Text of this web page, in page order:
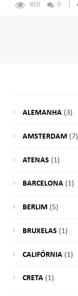
850 0
ALEMANHA(3)
AMSTERDAM (7)
ATENAS (1)
BARCELONA(1)
BERLIM (5)
BRUXELAS (1)
CALIFÓRNIA(1)
CRETA(1)